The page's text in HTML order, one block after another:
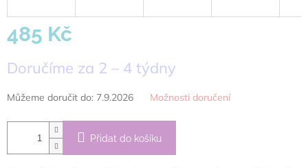
485 Kč
cena:
Doručíme za 2 – 4 týdny
Můžeme doručit do: 7.9.2026 Možnosti doručení
Přidat do košíku